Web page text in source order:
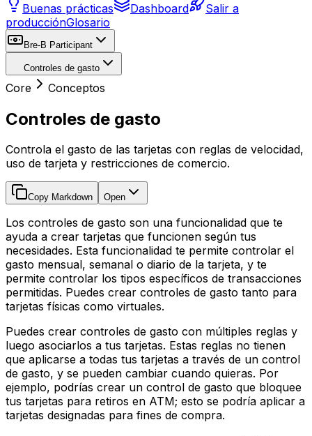
Buenas prácticas
Dashboard
Salir a
producciónGlosario
Bre-B Participant
Controles de gasto
Core Conceptos
Controles de gasto
Controla el gasto de las tarjetas con reglas de velocidad,
uso de tarjeta y restricciones de comercio.
Copy Markdown Open
Los controles de gasto son una funcionalidad que te
ayuda a crear tarjetas que funcionen según tus
necesidades. Esta funcionalidad te permite controlar el
gasto mensual, semanal o diario de la tarjeta, y te
permite controlar los tipos específicos de transacciones
permitidas. Puedes crear controles de gasto tanto para
tarjetas físicas como virtuales.
Puedes crear controles de gasto con múltiples reglas y
luego asociarlos a tus tarjetas. Estas reglas no tienen
que aplicarse a todas tus tarjetas a través de un control
de gasto, y se pueden cambiar cuando quieras. Por
ejemplo, podrías crear un control de gasto que bloquee
tus tarjetas para retiros en ATM; esto se podría aplicar a
tarjetas designadas para fines de compra.